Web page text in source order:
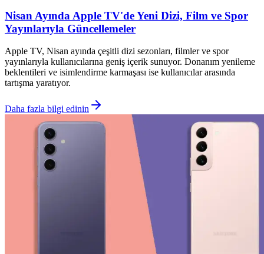
Nisan Ayında Apple TV'de Yeni Dizi, Film ve Spor
Yayınlarıyla Güncellemeler
Apple TV, Nisan ayında çeşitli dizi sezonları, filmler ve spor
yayınlarıyla kullanıcılarına geniş içerik sunuyor. Donanım yenileme
beklentileri ve isimlendirme karmaşası ise kullanıcılar arasında
tartışma yaratıyor.
Daha fazla bilgi edinin